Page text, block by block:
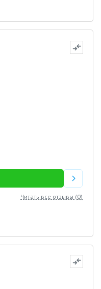
Читать все отзывы (0)